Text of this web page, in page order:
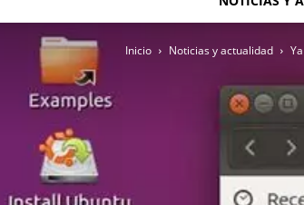
Inicio Noticias y actualidad